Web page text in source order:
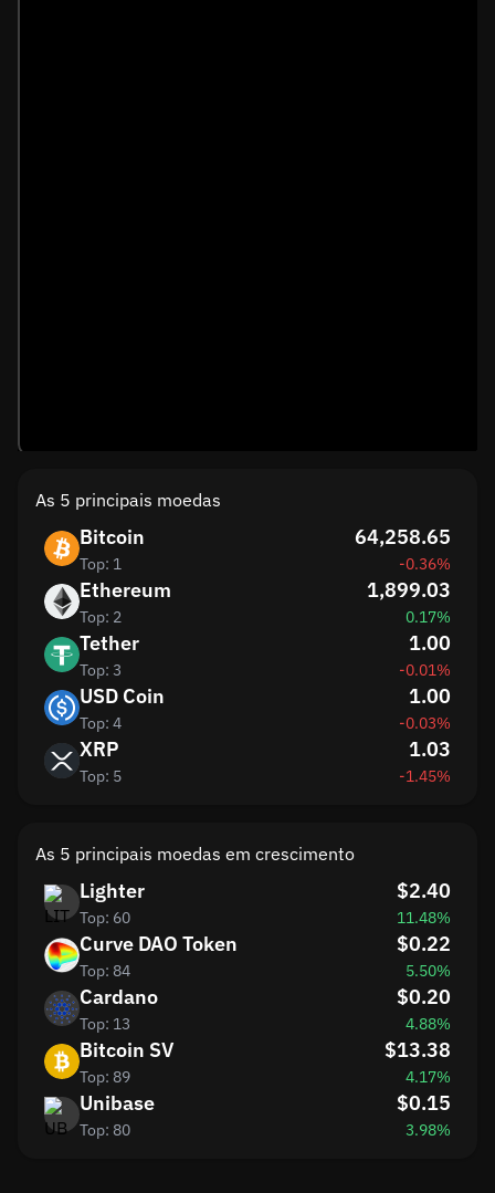
As 5 principais moedas
Bitcoin
Top: 1
64,258.65
-0.36%
Ethereum
Top: 2
1,899.03
0.17%
Tether
Top: 3
1.00
-0.01%
USD Coin
Top: 4
1.00
-0.03%
XRP
Top: 5
1.03
-1.45%
As 5 principais moedas em crescimento
Lighter
Top: 60
$2.40
11.48%
Curve DAO Token
Top: 84
$0.22
5.50%
Cardano
Top: 13
$0.20
4.88%
Bitcoin SV
Top: 89
$13.38
4.17%
Unibase
Top: 80
$0.15
3.98%